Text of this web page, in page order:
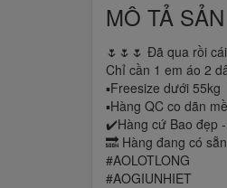
MÔ TẢ
🌷🌷🌷 Đã qua rồi
Chỉ cần 1 em áo 2
▪️Freesize dưới 55kg
▪️Hàng QC co dãn
✔️Hàng cứ Bao đẹp
🔜 Hàng đang có
#AOLOTLONG
#AOGIUNHIET